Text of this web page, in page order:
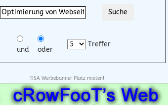
und oder
Treffer
TISA Werbebanner Platz mieten!